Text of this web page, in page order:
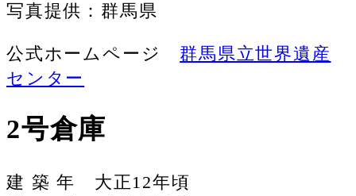
写真提供：群馬県
公式ホームページ 群馬県立世界遺産
センター
2号倉庫
建 築 年 大正12年頃